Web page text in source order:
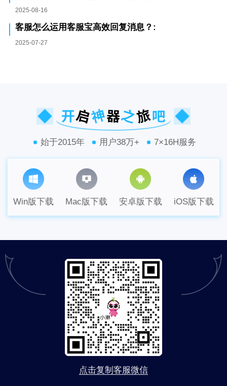
2025-08-16
客服怎么运用客服宝高效回复消息？:
2025-07-27
始于2015年 用户38万+ 7×16H服务
Win版下载 Mac版下载 安卓版下载 iOS版下载
点击复制客服微信